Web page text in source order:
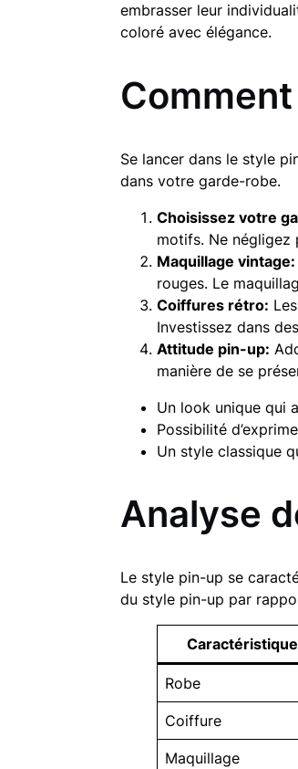
embrasser leur
coloré avec élégance.
Se lancer dans le style
dans votre garde-robe.
Choisissez votre
motifs. Ne négligez
Maquillage vintage:
rouges. Le
Coiffures rétro:
Investissez dans
Attitude pin-up:
manière de se
Un look unique qui
Possibilité
Un style classique
Analyse
Le style pin-up se
du style pin-up par
Caractéristique
Robe
Coiffure
Maquillage